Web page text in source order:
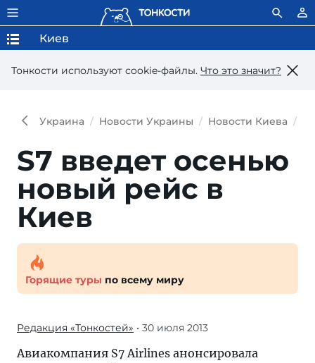
Тонкости используют сookie-файлы. Что это значит?
Киев
Украина Новости Украины Новости Киева
S7 введет осенью
новый рейс в
Киев
Горящие туры по всему миру
Редакция «Тонкостей» • 30 июля 2013
Авиакомпания S7 Airlines анонсировала